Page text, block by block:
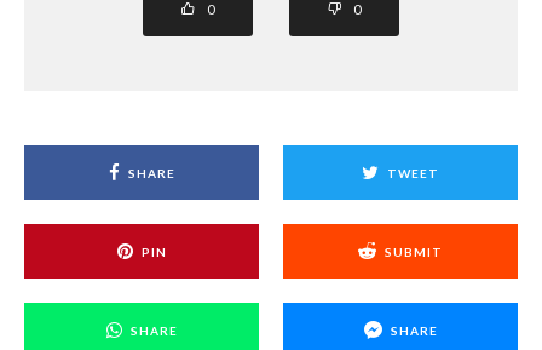
0 0
SHARE TWEET
PIN SUBMIT
SHARE SHARE